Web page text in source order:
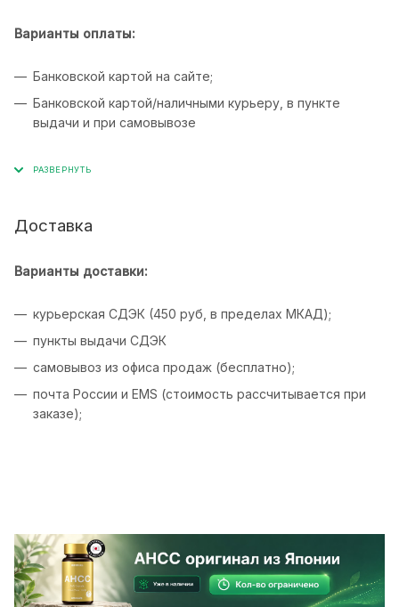
Варианты оплаты:
Банковской картой на сайте;
Банковской картой/наличными курьеру, в пункте
выдачи и при самовывозе
Доставка
Варианты доставки:
курьерская СДЭК (450 руб, в пределах МКАД);
пункты выдачи СДЭК
самовывоз из офиса продаж (бесплатно);
почта России и EMS (стоимость рассчитывается при
заказе);